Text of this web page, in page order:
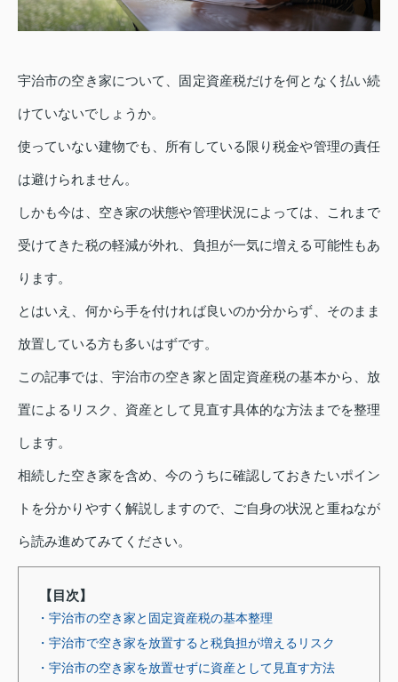
宇治市の空き家について、固定資産税だけを何となく払い続
けていないでしょうか。
使っていない建物でも、所有している限り税金や管理の責任
は避けられません。
しかも今は、空き家の状態や管理状況によっては、これまで
受けてきた税の軽減が外れ、負担が一気に増える可能性もあ
ります。
とはいえ、何から手を付ければ良いのか分からず、そのまま
放置している方も多いはずです。
この記事では、宇治市の空き家と固定資産税の基本から、放
置によるリスク、資産として見直す具体的な方法までを整理
します。
相続した空き家を含め、今のうちに確認しておきたいポイン
トを分かりやすく解説しますので、ご自身の状況と重ねなが
ら読み進めてみてください。
【目次】
・宇治市の空き家と固定資産税の基本整理
・宇治市で空き家を放置すると税負担が増えるリスク
・宇治市の空き家を放置せずに資産として見直す方法